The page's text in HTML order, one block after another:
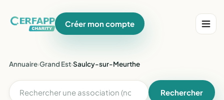
Créer mon compte
Annuaire›Grand Est›Saulcy-sur-Meurthe
Rechercher